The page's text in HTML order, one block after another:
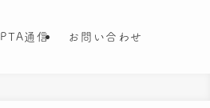
PTA通信 お問い合わせ